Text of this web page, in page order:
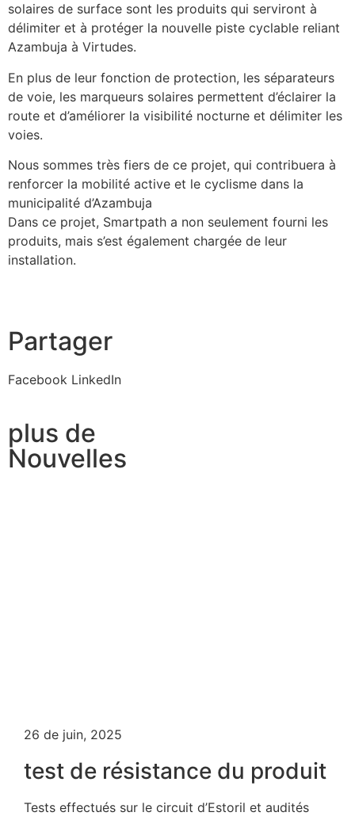
solaires de surface sont les produits qui serviront à
délimiter et à protéger la nouvelle piste cyclable reliant
Azambuja à Virtudes.
En plus de leur fonction de protection, les séparateurs
de voie, les marqueurs solaires permettent d’éclairer la
route et d’améliorer la visibilité nocturne et délimiter les
voies.
Nous sommes très fiers de ce projet, qui contribuera à
renforcer la mobilité active et le cyclisme dans la
municipalité d’Azambuja
Dans ce projet, Smartpath a non seulement fourni les
produits, mais s’est également chargée de leur
installation.
Partager
Facebook LinkedIn
plus de
Nouvelles
26 de juin, 2025
test de résistance du produit
Tests effectués sur le circuit d’Estoril et audités